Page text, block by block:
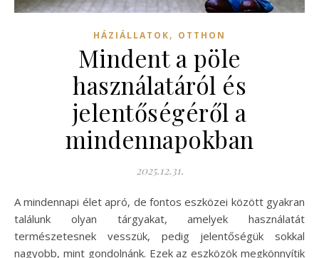
HÁZIÁLLATOK, OTTHON
Mindent a pöle
használatáról és
jelentőségéről a
mindennapokban
2025.12.31.
A mindennapi élet apró, de fontos eszközei között gyakran
találunk olyan tárgyakat, amelyek használatát
természetesnek vesszük, pedig jelentőségük sokkal
nagyobb, mint gondolnánk. Ezek az eszközök megkönnyítik